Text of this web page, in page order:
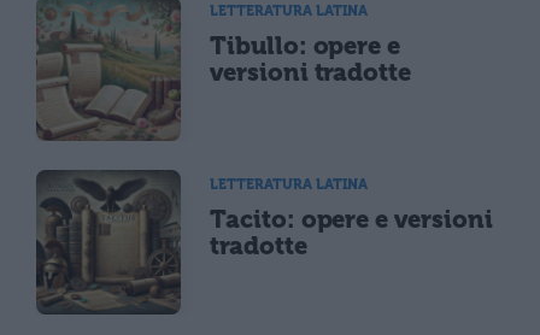
LETTERATURA LATINA
Tibullo: opere e
versioni tradotte
LETTERATURA LATINA
Tacito: opere e versioni
tradotte